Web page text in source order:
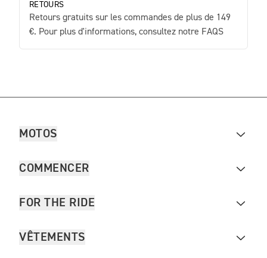
RETOURS
Retours gratuits sur les commandes de plus de 149
€. Pour plus d'informations, consultez notre FAQS
MOTOS
COMMENCER
FOR THE RIDE
VÊTEMENTS